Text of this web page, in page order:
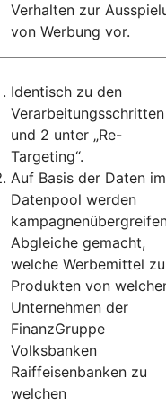
Verhalten zur
von Werbung vor.
Identisch zu den
Verarbeitungsschritten
und 2 unter „Re-
Targeting“.
Auf Basis der Daten im
Datenpool werden
Abgleiche gemacht,
welche Werbemittel zu
Produkten von
Unternehmen der
FinanzGruppe
Volksbanken
Raiffeisenbanken zu
welchen